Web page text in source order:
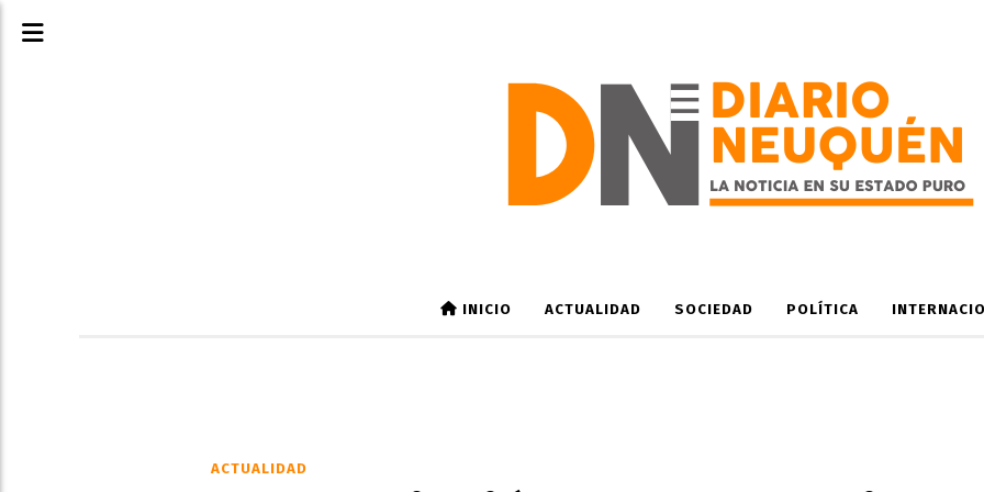
INICIO ACTUALIDAD SOCIEDAD POLÍTICA
ACTUALIDAD